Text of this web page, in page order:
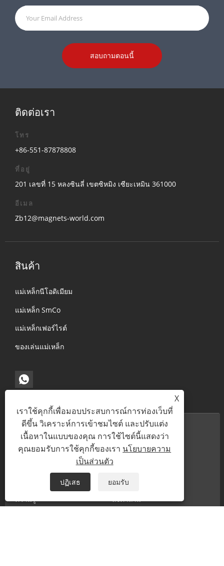
สอบถามตอนนี้
ติดต่อเรา
โทร
+86-551-87878808
ที่อยู่
201 เลขที่ 15 หลงซินลี่ เขตซิหมิง เซียะเหมิน 361000
อีเมล
Zb12@magnets-world.com
สินค้า
แม่เหล็กนีโอดิเมียม
แม่เหล็ก SmCo
แม่เหล็กเฟอร์ไรต์
ของเล่นแม่เหล็ก
เกี่ยวกับเรา
ข่าว
ความรู้
ส่งคำถาม
X
เราใช้คุกกี้เพื่อมอบประสบการณ์การท่องเว็บที่
ดีขึ้น วิเคราะห์การเข้าชมไซต์ และปรับแต่ง
เนื้อหาในแบบของคุณ การใช้ไซต์นี้แสดงว่า
คุณยอมรับการใช้คุกกี้ของเรา นโยบายความ
เป็นส่วนตัว
ปฏิเสธ ยอมรับ